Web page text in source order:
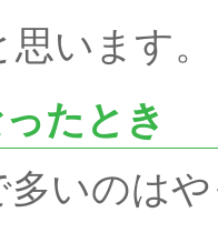
います。
たとき
多いのは